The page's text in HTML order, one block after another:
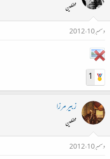
محفلین
دسمبر 10، 2012
1
زبیر مرزا
محفلین
دسمبر 10، 2012